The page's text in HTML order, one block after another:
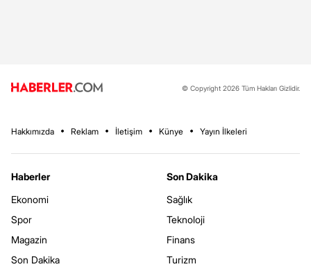
© Copyright 2026 Tüm Hakları Gizlidir.
Hakkımızda Reklam İletişim Künye Yayın İlkeleri
Haberler
Ekonomi
Spor
Magazin
Son Dakika
Son Dakika
Sağlık
Teknoloji
Finans
Turizm